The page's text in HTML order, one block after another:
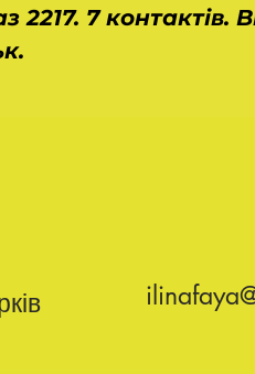
2217. 7 контактів.